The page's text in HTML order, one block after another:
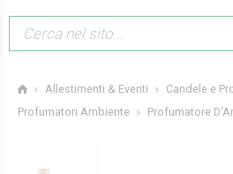
Allestimenti & Eventi
Candele e
Profumatori Ambiente
Profumatore